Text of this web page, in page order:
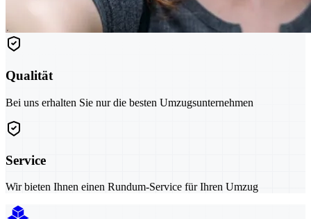
Qualität
Bei uns erhalten Sie nur die besten Umzugsunternehmen
Service
Wir bieten Ihnen einen Rundum-Service für Ihren Umzug